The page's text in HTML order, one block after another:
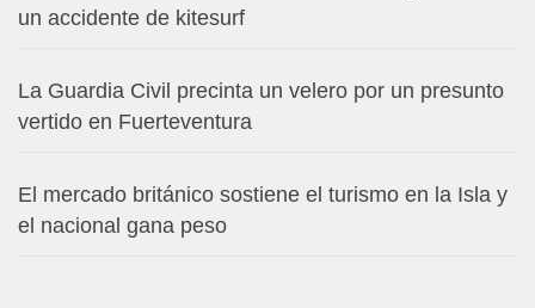
un accidente de kitesurf
La Guardia Civil precinta un velero por un presunto
vertido en Fuerteventura
El mercado británico sostiene el turismo en la Isla y
el nacional gana peso